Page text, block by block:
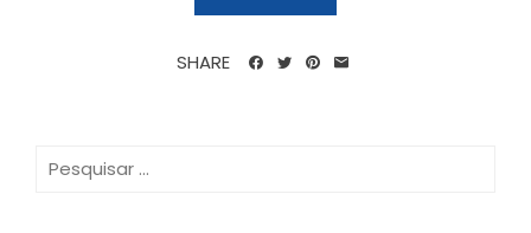
SHARE
Pesquisar